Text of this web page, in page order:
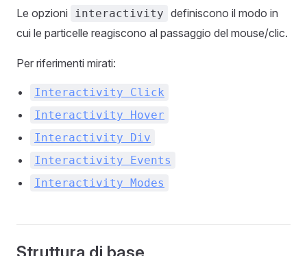
Le opzioni interactivity definiscono il modo in
cui le particelle reagiscono al passaggio del mouse/clic.
Per riferimenti mirati:
Interactivity Click
Interactivity Hover
Interactivity Div
Interactivity Events
Interactivity Modes